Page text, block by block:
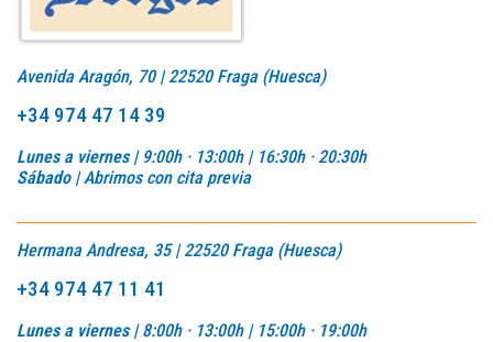
Avenida Aragón, 70 | 22520 Fraga (Huesca)
+34 974 47 14 39
Lunes a viernes | 9:00h · 13:00h | 16:30h · 20:30h
Sábado |Abrimos con cita previa
Hermana Andresa, 35 | 22520 Fraga (Huesca)
+34 974 47 11 41
Lunes a viernes |8:00h · 13:00h | 15:00h · 19:00h